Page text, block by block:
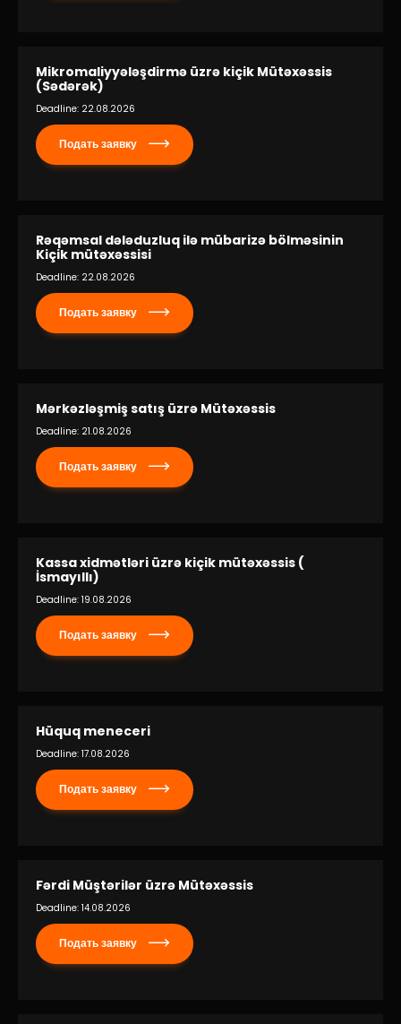
Mikromaliyyələşdirmə üzrə kiçik Mütəxəssis
(Sədərək)
Deadline: 22.08.2026
Подать заявку
Rəqəmsal dələduzluq ilə mübarizə bölməsinin
Kiçik mütəxəssisi
Deadline: 22.08.2026
Подать заявку
Mərkəzləşmiş satış üzrə Mütəxəssis
Deadline: 21.08.2026
Подать заявку
Kassa xidmətləri üzrə kiçik mütəxəssis (
İsmayıllı)
Deadline: 19.08.2026
Подать заявку
Hüquq meneceri
Deadline: 17.08.2026
Подать заявку
Fərdi Müştərilər üzrə Mütəxəssis
Deadline: 14.08.2026
Подать заявку